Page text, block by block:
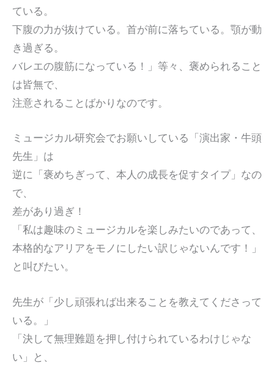
ている。
下腹の力が抜けている。首が前に落ちている。顎が動
き過ぎる。
バレエの腹筋になっている！」等々、褒められること
は皆無で、
注意されることばかりなのです。
ミュージカル研究会でお願いしている「演出家・牛頭
先生」は
逆に「褒めちぎって、本人の成長を促すタイプ」なの
で、
差があり過ぎ！
「私は趣味のミュージカルを楽しみたいのであって、
本格的なアリアをモノにしたい訳じゃないんです！」
と叫びたい。
先生が「少し頑張れば出来ることを教えてくださって
いる。」
「決して無理難題を押し付けられているわけじゃな
い」と、